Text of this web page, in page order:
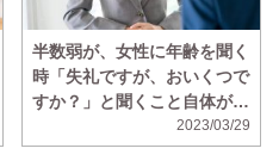
半数弱が、女性に年齢を聞く
時「失礼ですが、おいくつで
すか？」と聞くこと自体が失
礼だと思っていることが判明
2023/03/29